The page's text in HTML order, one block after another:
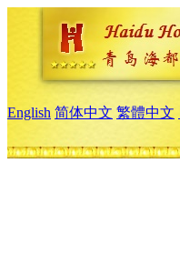
English 简体中文 繁體中文